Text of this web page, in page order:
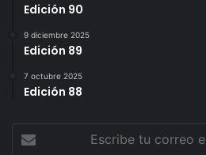
Edición 90
9 diciembre 2025
Edición 89
7 octubre 2025
Edición 88
tu